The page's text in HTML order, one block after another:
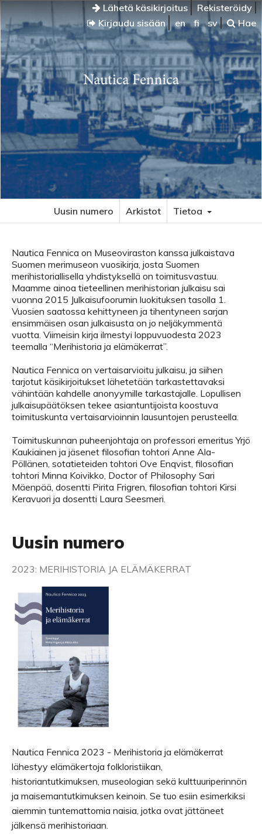
Lähetä käsikirjoitus
Rekisteröidy
Kirjaudu sisään
en fi sv Hae
Uusin numero Arkistot Tietoa
Nautica Fennica on Museoviraston kanssa julkaistava
Suomen merimuseon vuosikirja, josta Suomen
merihistoriallisella yhdistyksellä on toimitusvastuu.
Maamme ainoa tieteellinen merihistorian julkaisu sai
vuonna 2015 Julkaisufoorumin luokituksen tasolla 1.
Vuosien saatossa kehittyneen ja tihentyneen sarjan
ensimmäisen osan julkaisusta on jo neljäkymmentä
vuotta. Viimeisin kirja ilmestyi loppuvuodesta 2023
teemalla “Merihistoria ja elämäkerrat”.
Nautica Fennica on vertaisarvioitu julkaisu, ja siihen
tarjotut käsikirjoitukset lähetetään tarkastettavaksi
vähintään kahdelle anonyymille tarkastajalle. Lopullisen
julkaisupäätöksen tekee asiantuntijoista koostuva
toimituskunta vertaisarvioinnin lausuntojen perusteella.
Toimituskunnan puheenjohtaja on professori emeritus Yrjö
Kaukiainen ja jäsenet filosofian tohtori Anne Ala-
Pöllänen, sotatieteiden tohtori Ove Enqvist, filosofian
tohtori Minna Koivikko, Doctor of Philosophy Sari
Mäenpää, dosentti Pirita Frigren, filosofian tohtori Kirsi
Keravuori ja dosentti Laura Seesmeri.
Uusin numero
2023: MERIHISTORIA JA ELÄMÄKERRAT
Nautica Fennica 2023 - Merihistoria ja elämäkerrat
lähestyy elämäkertoja folkloristiikan,
historiantutkimuksen, museologian sekä kulttuuriperinnön
ja maisemantutkimuksen keinoin. Se tuo esiin esimerkiksi
aiemmin tuntemattomia naisia, jotka ovat jättäneet
jälkensä merihistoriaan.